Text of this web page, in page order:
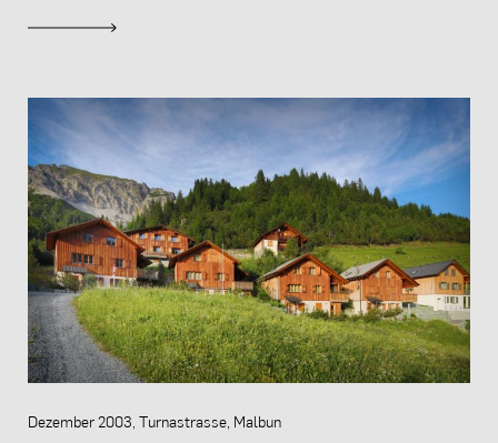
Dezember 2003, Turnastrasse, Malbun